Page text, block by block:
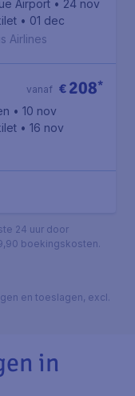
Airport • 24 nov
• 01 dec
Airlines
€ 208*
vanaf
• 10 nov
• 16 nov
24 uur door
boekingskosten.
en toeslagen, excl.
in